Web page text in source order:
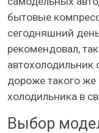
бытовые
сегодняшний
рекомендовал,
автохолодильник
дороже такого
холодильника в
Выбор